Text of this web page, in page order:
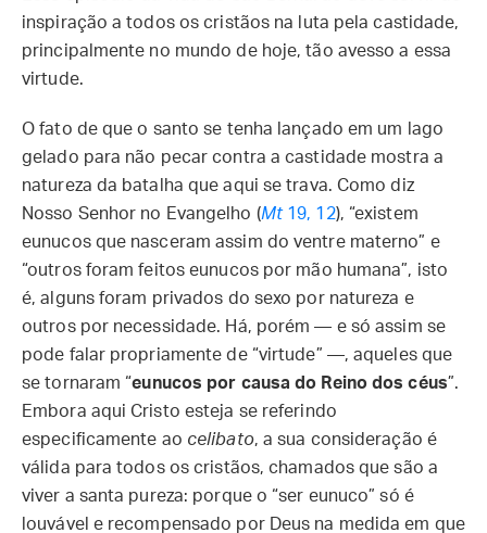
inspiração a todos os cristãos na luta pela castidade,
principalmente no mundo de hoje, tão avesso a essa
virtude.
O fato de que o santo se tenha lançado em um lago
gelado para não pecar contra a castidade mostra a
natureza da batalha que aqui se trava. Como diz
Nosso Senhor no Evangelho (Mt19, 12), “existem
eunucos que nasceram assim do ventre materno” e
“outros foram feitos eunucos por mão humana”, isto
é, alguns foram privados do sexo por natureza e
outros por necessidade. Há, porém — e só assim se
pode falar propriamente de “virtude” —, aqueles que
se tornaram “eunucos por causa do Reino dos céus”.
Embora aqui Cristo esteja se referindo
especificamente ao celibato, a sua consideração é
válida para todos os cristãos, chamados que são a
viver a santa pureza: porque o “ser eunuco” só é
louvável e recompensado por Deus na medida em que